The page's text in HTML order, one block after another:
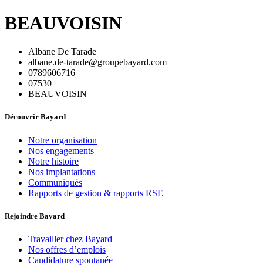
BEAUVOISIN
Albane De Tarade
albane.de-tarade@groupebayard.com
0789606716
07530
BEAUVOISIN
Découvrir Bayard
Notre organisation
Nos engagements
Notre histoire
Nos implantations
Communiqués
Rapports de gestion & rapports RSE
Rejoindre Bayard
Travailler chez Bayard
Nos offres d’emplois
Candidature spontanée